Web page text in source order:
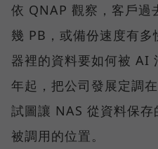
依 QNAP 觀察，客戶過
幾 PB，或備份速度有
器裡的資料要如何被 AI
年起，把公司發展定調
試圖讓 NAS 從資料保
被調用的位置。